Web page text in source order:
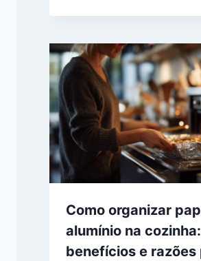
Como organizar
alumínio na cozinha:
benefícios e razões